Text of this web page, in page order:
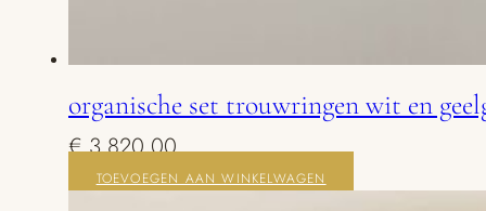
organische set trouwringen wit en
€3.820,00
TOEVOEGEN AAN WINKELWAGEN